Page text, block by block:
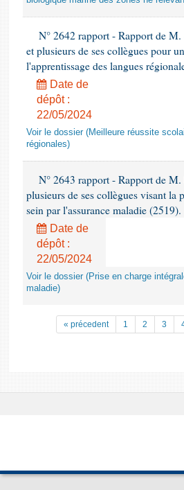
N° 2642 rapport - Rapport de
et plusieurs de ses collègues pour
l'apprentissage des langues
Date de
dépôt :
22/05/2024
Voir le dossier (Meilleure réussite
régionales)
N° 2643 rapport - Rapport de
plusieurs de ses collègues visant la
sein par l'assurance maladie (2519).
Date de
dépôt :
22/05/2024
Voir le dossier (Prise en charge
maladie)
« précedent 1 2 3